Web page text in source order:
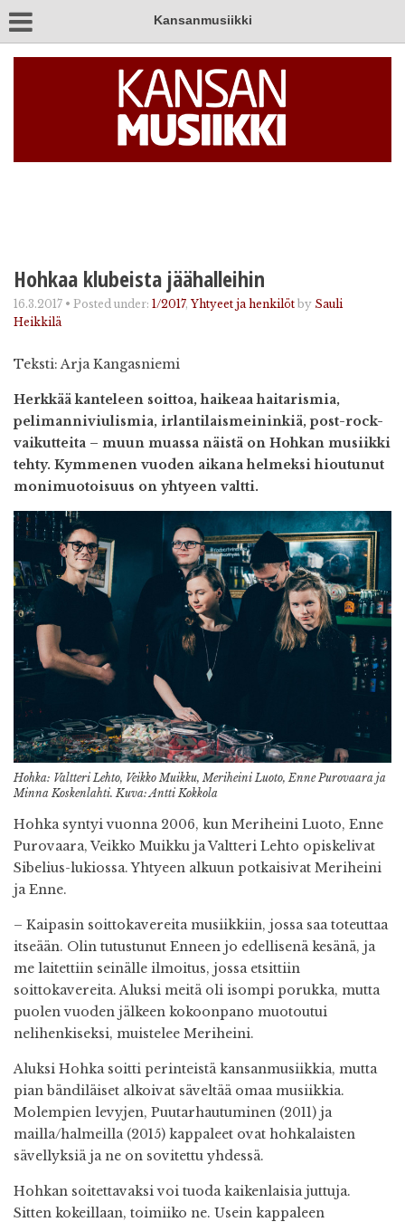
Kansanmusiikki
Hohkaa klubeista jäähalleihin
16.3.2017 • Posted under: 1/2017, Yhtyeet ja henkilöt by Sauli
Heikkilä
Teksti: Arja Kangasniemi
Herkkää kanteleen soittoa, haikeaa haitarismia,
pelimanniviulismia, irlantilaismeininkiä, post-rock-
vaikutteita – muun muassa näistä on Hohkan musiikki
tehty. Kymmenen vuoden aikana helmeksi hioutunut
monimuotoisuus on yhtyeen valtti.
Hohka: Valtteri Lehto, Veikko Muikku, Meriheini Luoto, Enne Purovaara ja
Minna Koskenlahti. Kuva: Antti Kokkola
Hohka syntyi vuonna 2006, kun Meriheini Luoto, Enne
Purovaara, Veikko Muikku ja Valtteri Lehto opiskelivat
Sibelius-lukiossa. Yhtyeen alkuun potkaisivat Meriheini
ja Enne.
– Kaipasin soittokavereita musiikkiin, jossa saa toteuttaa
itseään. Olin tutustunut Enneen jo edellisenä kesänä, ja
me laitettiin seinälle ilmoitus, jossa etsittiin
soittokavereita. Aluksi meitä oli isompi porukka, mutta
puolen vuoden jälkeen kokoonpano muotoutui
nelihenkiseksi, muistelee Meriheini.
Aluksi Hohka soitti perinteistä kansanmusiikkia, mutta
pian bändiläiset alkoivat säveltää omaa musiikkia.
Molempien levyjen, Puutarhautuminen (2011) ja
mailla/halmeilla (2015) kappaleet ovat hohkalaisten
sävellyksiä ja ne on sovitettu yhdessä.
Hohkan soitettavaksi voi tuoda kaikenlaisia juttuja.
Sitten kokeillaan, toimiiko ne. Usein kappaleen